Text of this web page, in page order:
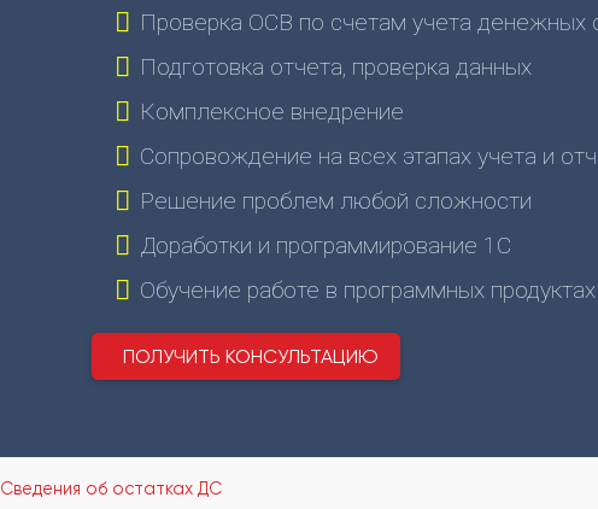
Проверка ОСВ по счетам учета денежных
Подготовка отчета, проверка данных
Комплексное внедрение
Сопровождение на всех этапах учета и
Решение проблем любой сложности
Доработки и программирование 1С
Обучение работе в программных
ПОЛУЧИТЬ КОНСУЛЬТАЦИЮ
Сведения об остатках ДС